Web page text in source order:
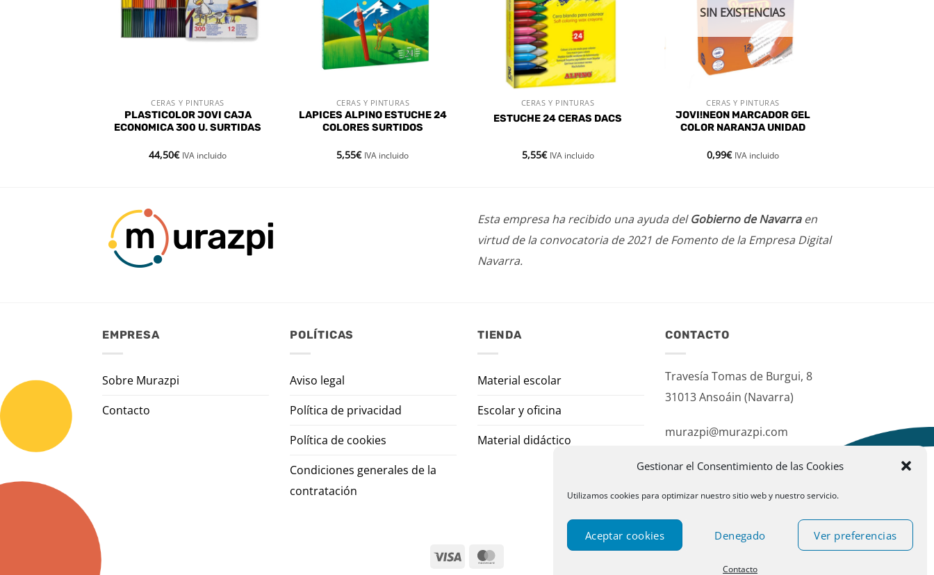
Gestionar el Consentimiento de las Cookies
Utilizamos cookies para optimizar nuestro sitio web y nuestro servicio.
Aceptar cookies Denegado Ver preferencias
Contacto
VISTA RÁPIDA
CERAS Y PINTURAS
PLASTICOLOR JOVI CAJA
ECONOMICA 300 U. SURTIDAS
44,50€ IVA incluido
VISTA RÁPIDA
CERAS Y PINTURAS
LAPICES ALPINO ESTUCHE 24
COLORES SURTIDOS
5,55€ IVA incluido
VISTA RÁPIDA
CERAS Y PINTURAS
ESTUCHE 24 CERAS DACS
5,55€ IVA incluido
VISTA RÁPIDA
SIN EXISTENCIAS
CERAS Y PINTURAS
JOVI!NEON MARCADOR GEL
COLOR NARANJA UNIDAD
0,99€ IVA incluido
Esta empresa ha recibido una ayuda delGobierno de Navarraen
virtud de la convocatoria de 2021 de Fomento de la Empresa Digital
Navarra.
EMPRESA
Sobre Murazpi
Contacto
POLÍTICAS
Aviso legal
Política de privacidad
Política de cookies
Condiciones generales de la
contratación
TIENDA
Material escolar
Escolar y oficina
Material didáctico
CONTACTO
Travesía Tomas de Burgui, 8
31013 Ansoáin (Navarra)
murazpi@murazpi.com